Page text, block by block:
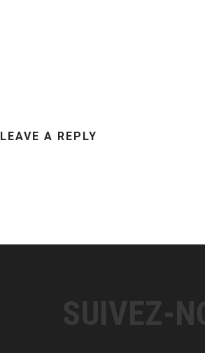
LEAVE A REPLY
SUIVEZ-